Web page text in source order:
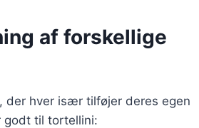
af forskellige
der hver især tilføjer deres egen
godt til tortellini: